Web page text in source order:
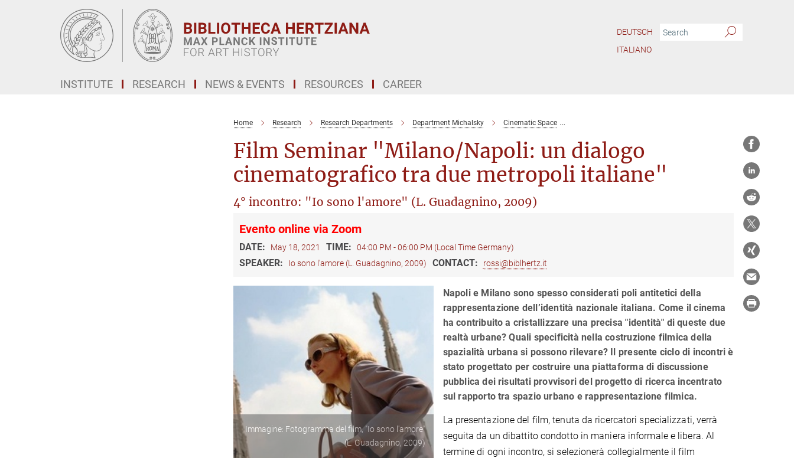
DEUTSCH
ITALIANO
INSTITUTE RESEARCH NEWS & EVENTS RESOURCES CAREER
Home Research Research Departments Department Michalsky Cinematic Space
Film Seminar "Milano/Napoli: un dialogo
cinematografico tra due metropoli italiane"
4° incontro: "Io sono l'amore" (L. Guadagnino, 2009)
Evento online via Zoom
DATE: May 18, 2021 TIME: 04:00 PM - 06:00 PM (Local Time Germany)
SPEAKER: Io sono l'amore (L. Guadagnino, 2009) CONTACT: rossi@biblhertz.it
Immagine: Fotogramma del film, "Io sono l'amore"
(L. Guadagnino, 2009)
Napoli e Milano sono spesso considerati poli antitetici della
rappresentazione dell’identità nazionale italiana. Come il cinema
ha contribuito a cristallizzare una precisa "identità" di queste due
realtà urbane? Quali specificità nella costruzione filmica della
spazialità urbana si possono rilevare? Il presente ciclo di incontri è
stato progettato per costruire una piattaforma di discussione
pubblica dei risultati provvisori del progetto di ricerca incentrato
sul rapporto tra spazio urbano e rappresentazione filmica.
La presentazione del film, tenuta da ricercatori specializzati, verrà
seguita da un dibattito condotto in maniera informale e libera. Al
termine di ogni incontro, si selezionerà collegialmente il film